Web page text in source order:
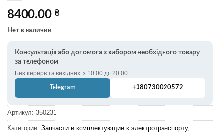
8400.00 ₴
Нет в наличии
Консультація або допомога з вибором необхідного товару
за телефоном
Без перерв та вихідних: з 10:00 до 20:00
Telegram +380730020572
Артикул: 350231
Категории: Запчасти и комплектующие к электротранспорту,